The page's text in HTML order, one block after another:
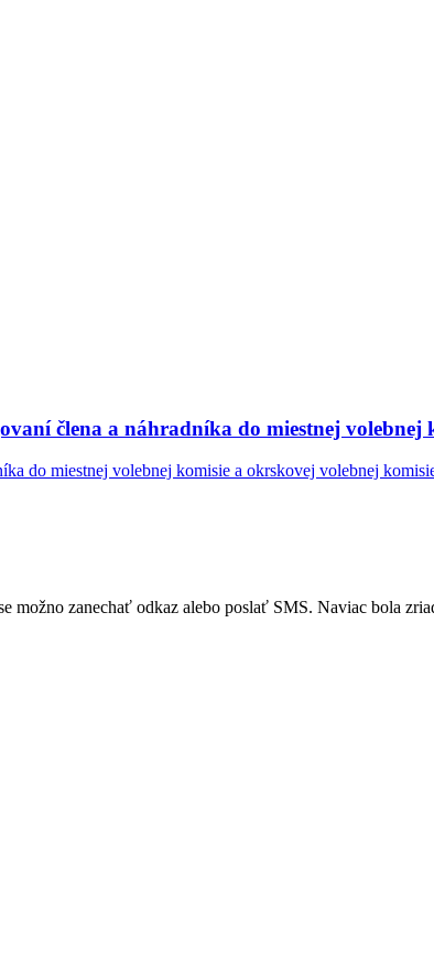
člena a náhradníka do miestnej
do miestnej volebnej komisie a okrskovej volebnej
zanechať odkaz alebo poslať SMS. Naviac bola